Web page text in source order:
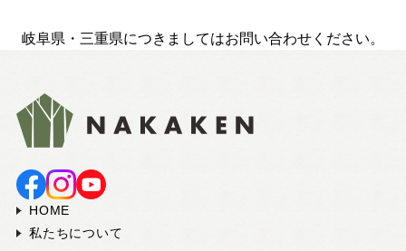
岐阜県・三重県につきましてはお問い合わせください。
HOME
私たちについて